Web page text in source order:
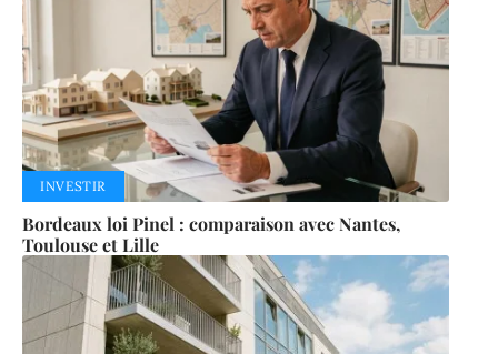
INVESTIR
Bordeaux loi Pinel : comparaison avec Nantes,
Toulouse et Lille